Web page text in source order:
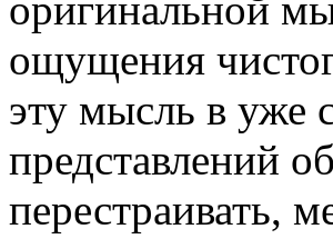
ощущения
эту мысль в
представлений
перестраивать,